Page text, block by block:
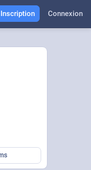
Inscription Connexion